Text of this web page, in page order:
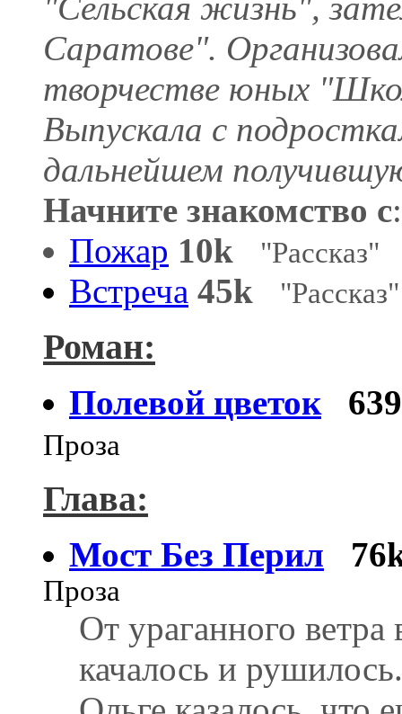
Саратове".
творчестве юных
Выпускала с
дальнейшем
Начните знакомство с:
Пожар 10k "Рассказ"
Встреча 45k "Рассказ"
Роман:
Полевой цветок
Проза
Глава:
Мост Без Перил
Проза
От ураганного ветра
качалось и рушилось.